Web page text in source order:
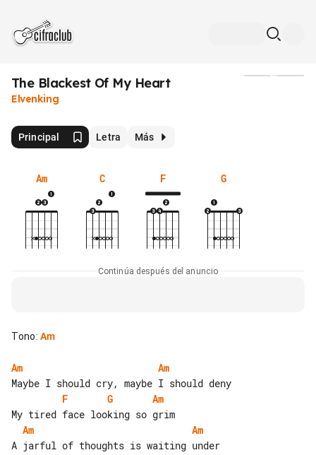
The Blackest Of My Heart
Elvenking
Principal Letra Más
Am C F G
Continúa después del anuncio
Tono: Am
Am
Am
F
G
Am
Am
Am
A jarful of thoughts is waiting under